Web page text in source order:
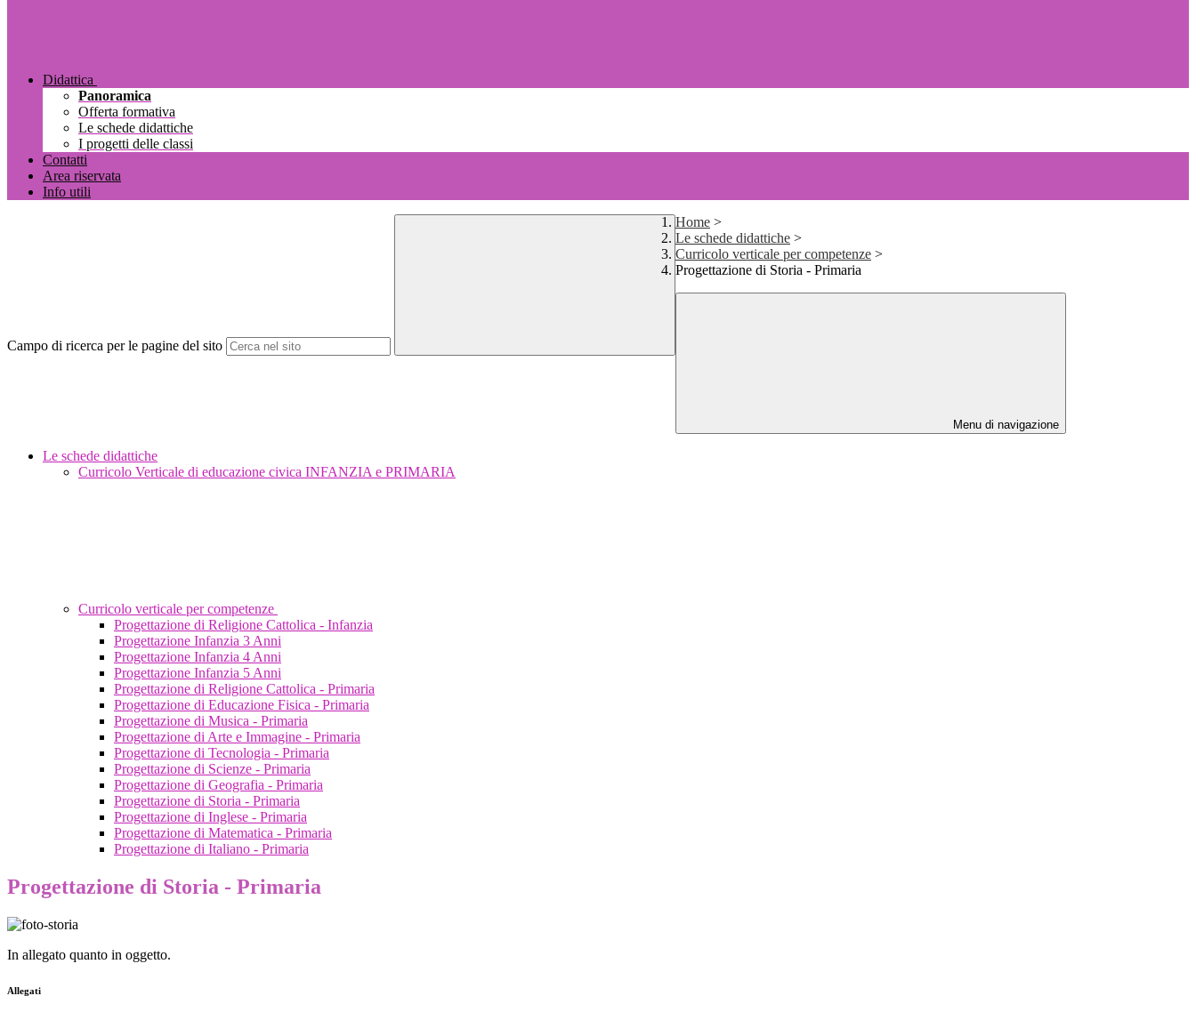
Didattica
Panoramica
Offerta formativa
Le schede didattiche
I progetti delle classi
Contatti
Area riservata
Info utili
Campo di ricerca per le pagine del sito
Home >
Le schede didattiche >
Curricolo verticale per competenze >
Progettazione di Storia - Primaria
Menu di navigazione
Le schede didattiche
Curricolo Verticale di educazione civica INFANZIA e PRIMARIA
Curricolo verticale per competenze
Progettazione di Religione Cattolica - Infanzia
Progettazione Infanzia 3 Anni
Progettazione Infanzia 4 Anni
Progettazione Infanzia 5 Anni
Progettazione di Religione Cattolica - Primaria
Progettazione di Educazione Fisica - Primaria
Progettazione di Musica - Primaria
Progettazione di Arte e Immagine - Primaria
Progettazione di Tecnologia - Primaria
Progettazione di Scienze - Primaria
Progettazione di Geografia - Primaria
Progettazione di Storia - Primaria
Progettazione di Inglese - Primaria
Progettazione di Matematica - Primaria
Progettazione di Italiano - Primaria
Progettazione di Storia - Primaria
In allegato quanto in oggetto.
Allegati